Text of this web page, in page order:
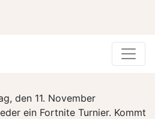
den 11. November
ein Fortnite Turnier. Kommt